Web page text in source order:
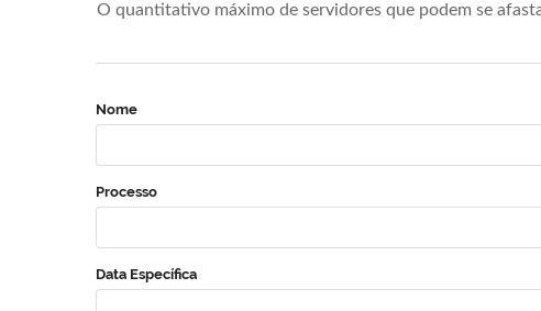
O quantitativo máximo de servidores que podem se
Nome
Processo
Data Específica